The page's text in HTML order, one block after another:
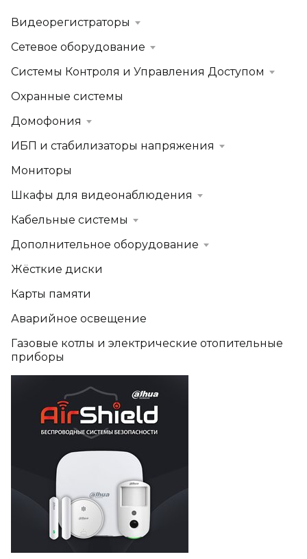
Видеорегистраторы
Сетевое оборудование
Системы Контроля и Управления Доступом
Охранные системы
Домофония
ИБП и стабилизаторы напряжения
Мониторы
Шкафы для видеонаблюдения
Кабельные системы
Дополнительное оборудование
Жёсткие диски
Карты памяти
Аварийное освещение
Газовые котлы и электрические отопительные
приборы